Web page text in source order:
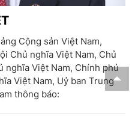
Cộng sản Việt Nam,
Chủ nghĩa Việt Nam, Chủ
nghĩa Việt Nam, Chính phủ
Việt Nam, Uỷ ban Trung
thông báo: